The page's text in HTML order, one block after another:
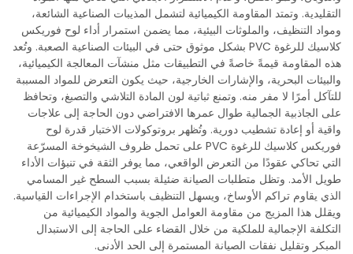
التقليدية. وتمتد المقاومة الكيميائية لتشمل المذيبات الصناعية الشائعة،
ومواد التنظيف، والملوثات البيئية، مما يضمن استمرار أداء لوح فوريكس
كلاسيك للرغوة PVC بشكل موثوق حتى في البيئات الصناعية الصعبة. وتُعد
هذه المقاومة قيمةً خاصةً في التطبيقات مثل منشآت المعالجة الكيميائية،
والبيئات البحرية، والإشارات الخارجية، حيث يكون التعرض للمواد المسببة
للتآكل أمرًا لا مفر منه. وتمنع ثباتية لون المادة التلاشي والتصبغ، وتحافظ
على الجاذبية الجمالية طوال عمرها الافتراضي دون الحاجة إلى علاجات
واقية أو إعادة تشطيب دورية. وتُظهر بروتوكولات الاختبار قدرة لوح
فوريكس كلاسيك للرغوة PVC على تحمل ظروف الشيخوخة المسرّعة
التي تحاكي عقودًا من التعرض الواقعي، مما يوفر الثقة في تنبؤات الأداء
طويل الأمد. وتظل متطلبات الصيانة ضئيلة بسبب السطح غير المسامي
الذي يقاوم تراكم الأوساخ، ويسهل التنظيف باستخدام الإجراءات القياسية.
ويقلل هذا المزيج من مقاومة العوامل الجوية والمواد الكيميائية من
التكلفة الإجمالية للملكية من خلال القضاء على الحاجة إلى الاستبدال
المبكر وتقليل نفقات الصيانة المستمرة إلى الحد الأدنى.